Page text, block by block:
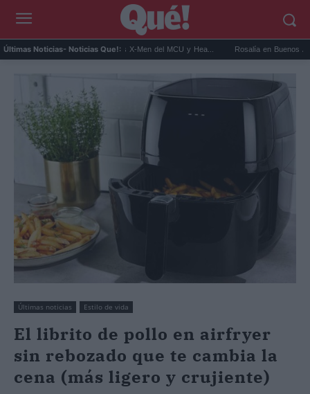
Últimas Noticias- Noticias Que!:
será Cíclope en los X-Men del MCU y Hea... Rosalía en Buenos Aires:
Últimas noticias Estilo de vida
El librito de pollo en airfryer
sin rebozado que te cambia la
cena (más ligero y crujiente)